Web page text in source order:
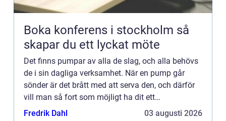
Boka konferens i stockholm så
skapar du ett lyckat möte
Det finns pumpar av alla de slag, och alla behövs
de i sin dagliga verksamhet. När en pump går
sönder är det brått med att serva den, och därför
vill man så fort som möjligt ha dit ett
serviceföretag som ordnar upp problemet. Det kan
Fredrik Dahl 03 augusti 2026